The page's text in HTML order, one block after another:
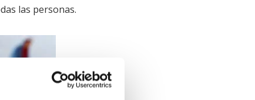
las personas.